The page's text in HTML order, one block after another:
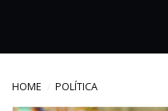
DESTAQUE
HOME POLÍTICA